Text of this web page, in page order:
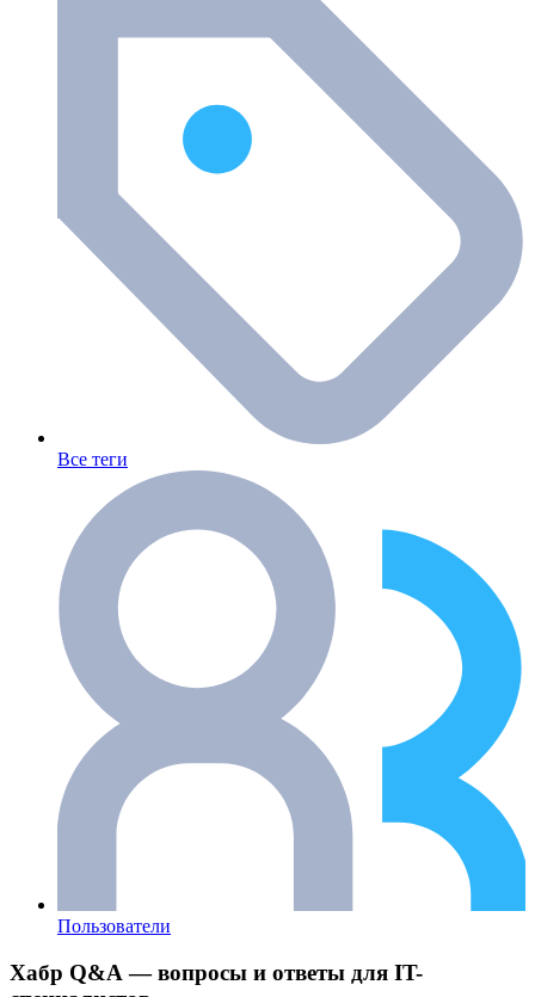
Все теги
Пользователи
Хабр Q&A — вопросы и ответы для IT-